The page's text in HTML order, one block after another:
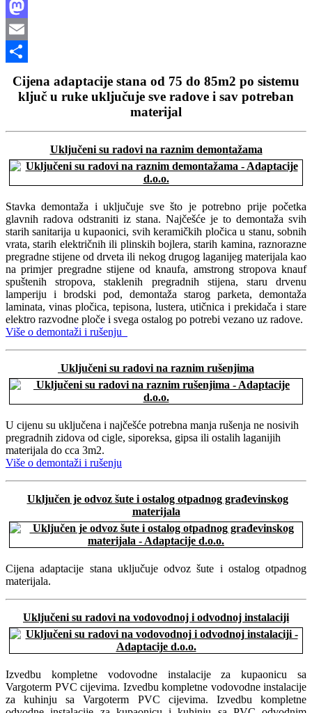
Viber
Mastodon
Email
Share
Cijena adaptacije stana od 75 do 85m2 po sistemu
ključ u ruke uključuje sve radove i sav potreban
materijal
Uključeni su radovi na raznim demontažama
Stavka demontaža i uključuje sve što je potrebno prije početka
glavnih radova odstraniti iz stana. Najčešće je to demontaža svih
starih sanitarija u kupaonici, svih keramičkih pločica u stanu, sobnih
vrata, starih električnih ili plinskih bojlera, starih kamina, raznorazne
pregradne stijene od drveta ili nekog drugog laganijeg materijala kao
na primjer pregradne stijene od knaufa, amstrong stropova knauf
spuštenih stropova, staklenih pregradnih stijena, staru drvenu
lamperiju i brodski pod, demontaža starog parketa, demontaža
laminata, vinas pločica, tepisona, lustera, utičnica i prekidača i stare
elektro razvodne ploče i svega ostalog po potrebi vezano uz radove.
Više o demontaži i rušenju
Uključeni su radovi na raznim rušenjima
U cijenu su uključena i najčešće potrebna manja rušenja ne nosivih
pregradnih zidova od cigle, siporeksa, gipsa ili ostalih laganijih
materijala do cca 3m2.
Više o demontaži i rušenju
Uključen je odvoz šute i ostalog otpadnog građevinskog
materijala
Cijena adaptacije stana uključuje odvoz šute i ostalog otpadnog
materijala.
Uključeni su radovi na vodovodnoj i odvodnoj instalaciji
Izvedbu kompletne vodovodne instalacije za kupaonicu sa
Vargoterm PVC cijevima. Izvedbu kompletne vodovodne instalacije
za kuhinju sa Vargoterm PVC cijevima. Izvedbu kompletne